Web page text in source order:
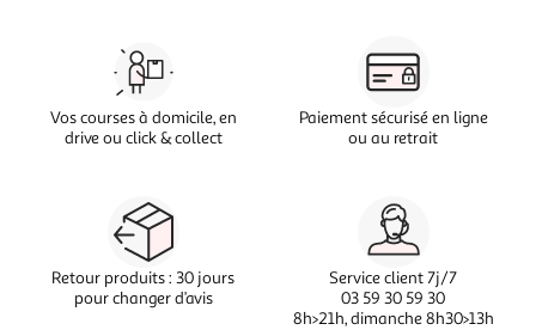
Vos courses à domicile, en
drive ou click & collect
Paiement sécurisé en ligne
ou au retrait
Retour produits : 30 jours
pour changer d’avis
Service client 7j/7
03 59 30 59 30
8h>21h, dimanche 8h30>13h